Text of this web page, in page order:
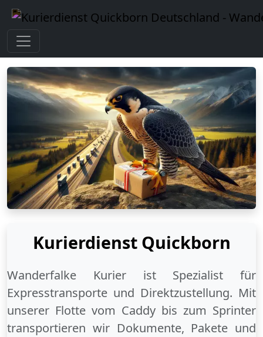
Kurierdienst Quickborn
Wanderfalke Kurier ist Spezialist für
Expresstransporte und Direktzustellung. Mit
unserer Flotte vom Caddy bis zum Sprinter
transportieren wir Dokumente, Pakete und